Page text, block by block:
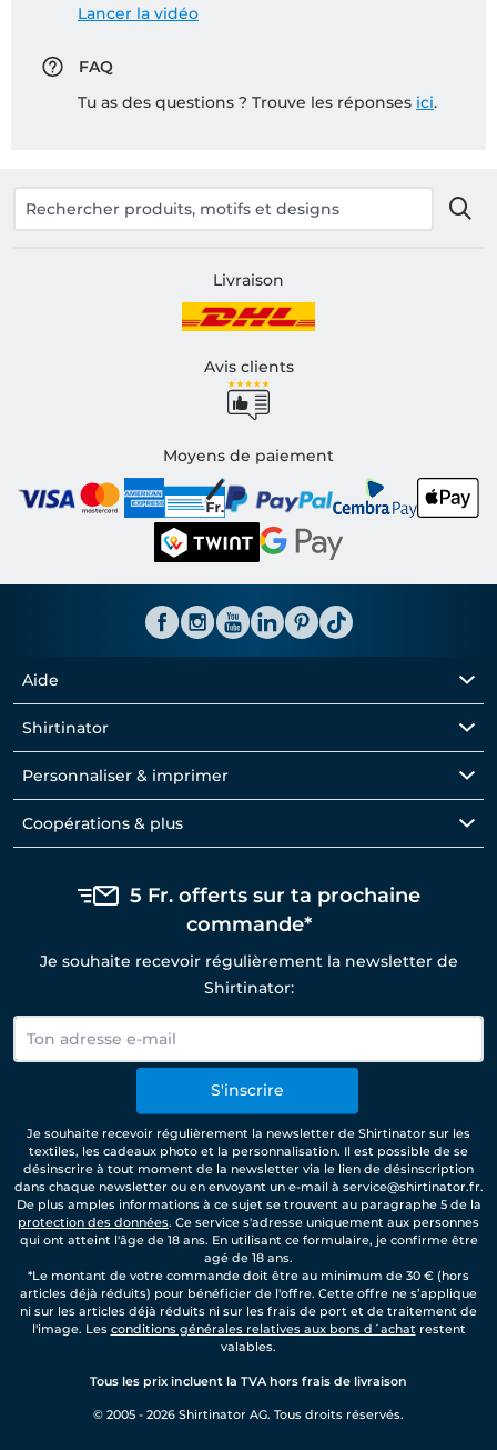
Lancer la vidéo
FAQ
Tu as des questions ? Trouve les réponses ici.
Livraison
Avis clients
Moyens de paiement
Aide
Shirtinator
Personnaliser & imprimer
Coopérations & plus
5 Fr. offerts sur ta prochaine
commande*
Je souhaite recevoir régulièrement la newsletter de
Shirtinator:
S'inscrire
Je souhaite recevoir régulièrement la newsletter de Shirtinator sur les
textiles, les cadeaux photo et la personnalisation. Il est possible de se
désinscrire à tout moment de la newsletter via le lien de désinscription
dans chaque newsletter ou en envoyant un e-mail à service@shirtinator.fr.
De plus amples informations à ce sujet se trouvent au paragraphe 5 de la
protection des données. Ce service s'adresse uniquement aux personnes
qui ont atteint l'âge de 18 ans. En utilisant ce formulaire, je confirme être
agé de 18 ans.
*Le montant de votre commande doit être au minimum de 30 € (hors
articles déjà réduits) pour bénéficier de l'offre. Cette offre ne s’applique
ni sur les articles déjà réduits ni sur les frais de port et de traitement de
l'image. Les conditions générales relatives aux bons d´achatrestent
valables.
Tous les prix incluent la TVA hors frais de livraison
© 2005 - 2026 Shirtinator AG. Tous droits réservés.